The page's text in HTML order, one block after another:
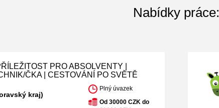
Nabídky práce:
PRO ABSOLVENTY |
ČKA | CESTOVÁNÍ PO SVĚTĚ
kraj)
Plný úvazek
Od 30000 CZK do